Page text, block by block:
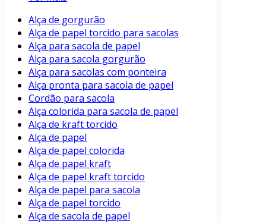
Alça de gorgurão
Alça de papel torcido para sacolas
Alça para sacola de papel
Alça para sacola gorgurão
Alça para sacolas com ponteira
Alça pronta para sacola de papel
Cordão para sacola
Alça colorida para sacola de papel
Alça de kraft torcido
Alça de papel
Alça de papel colorida
Alça de papel kraft
Alça de papel kraft torcido
Alça de papel para sacola
Alça de papel torcido
Alça de sacola de papel